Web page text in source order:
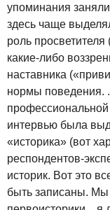
упоминания
здесь чаще
роль
какие-либо
наставника
нормы поведения.
интервью была
«историка» (вот
респондентов-
историк. Вот это
быть записаны.